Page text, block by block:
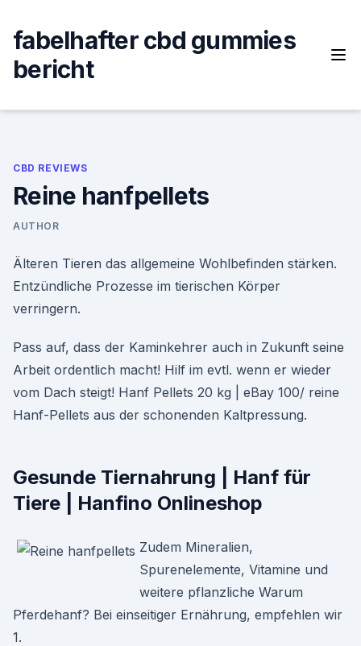
content
fabelhafter cbd gummies
bericht
CBD REVIEWS
Reine hanfpellets
AUTHOR
Älteren Tieren das allgemeine Wohlbefinden stärken.
Entzündliche Prozesse im tierischen Körper
verringern.
Pass auf, dass der Kaminkehrer auch in Zukunft seine
Arbeit ordentlich macht! Hilf im evtl. wenn er wieder
vom Dach steigt! Hanf Pellets 20 kg | eBay 100/ reine
Hanf-Pellets aus der schonenden Kaltpressung.
Gesunde Tiernahrung | Hanf für
Tiere | Hanfino Onlineshop
Zudem Mineralien,
Spurenelemente, Vitamine und
weitere pflanzliche Warum
Pferdehanf? Bei einseitiger Ernährung, empfehlen wir
1.